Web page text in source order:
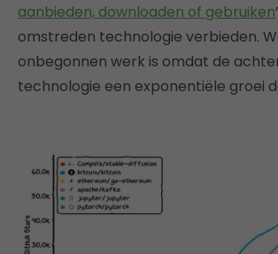
aanbieden, downloaden of gebruiken
omstreden technologie verbieden.
onbegonnen werk is omdat de
technologie een exponentiële groei